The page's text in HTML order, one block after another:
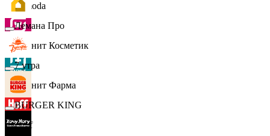
Lamoda
Магнит Косметик
Магнит Фарма
Hoff
Лемана Про
7 утра
BURGER KING